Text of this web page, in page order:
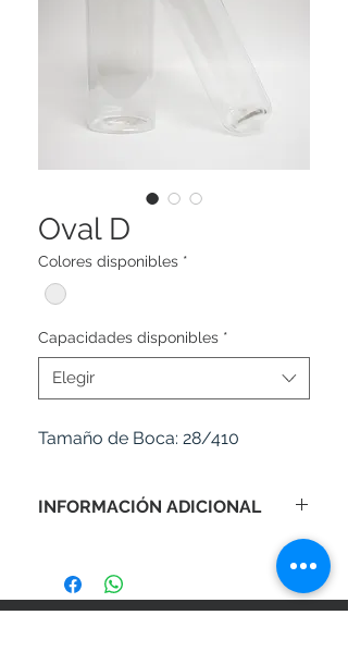
Oval D
Colores disponibles *
Capacidades disponibles *
Elegir
Tamaño de Boca: 28/410
INFORMACIÓN ADICIONAL
Pedido mínimo: 2,500 unidades.
Tiempo de producción: 20-25 días